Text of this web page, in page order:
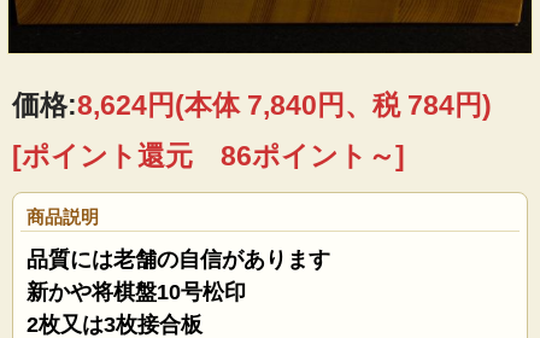
価格:8,624円(本体 7,840円、税 784円)
[ポイント還元 86ポイント～]
商品説明
品質には老舗の自信があります
新かや将棋盤10号松印
2枚又は3枚接合板